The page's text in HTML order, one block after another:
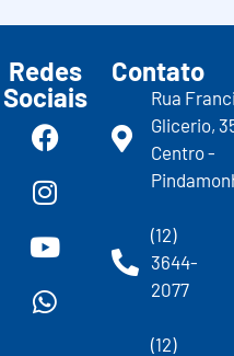
Redes
Sociais
Contato
Rua
Glicerio,
Centro -
(12)
3644-
2077
(12)